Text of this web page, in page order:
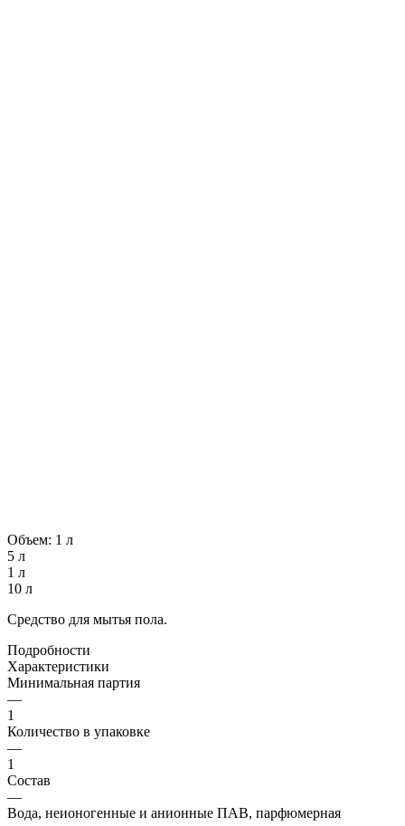
Объем: 1 л
5 л
1 л
10 л
Средство для мытья пола.
Подробности
Характеристики
Минимальная партия
—
1
Количество в упаковке
—
1
Состав
—
Вода, неионогенные и анионные ПАВ, парфюмерная